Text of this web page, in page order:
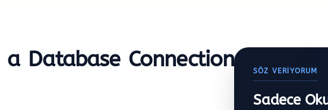
Database Connection
SÖZ VERIYORUM
Sadece